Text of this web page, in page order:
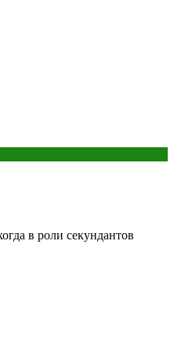
в роли секундантов